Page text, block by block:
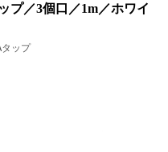
プ／3個口／1m／ホワイ
ップ